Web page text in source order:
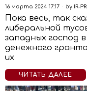
16 марта 2024 17:17 by IR-
Пока весь, так
либеральной
западных господ
денежного
их
ЧИТАТЬ ДАЛЕЕ